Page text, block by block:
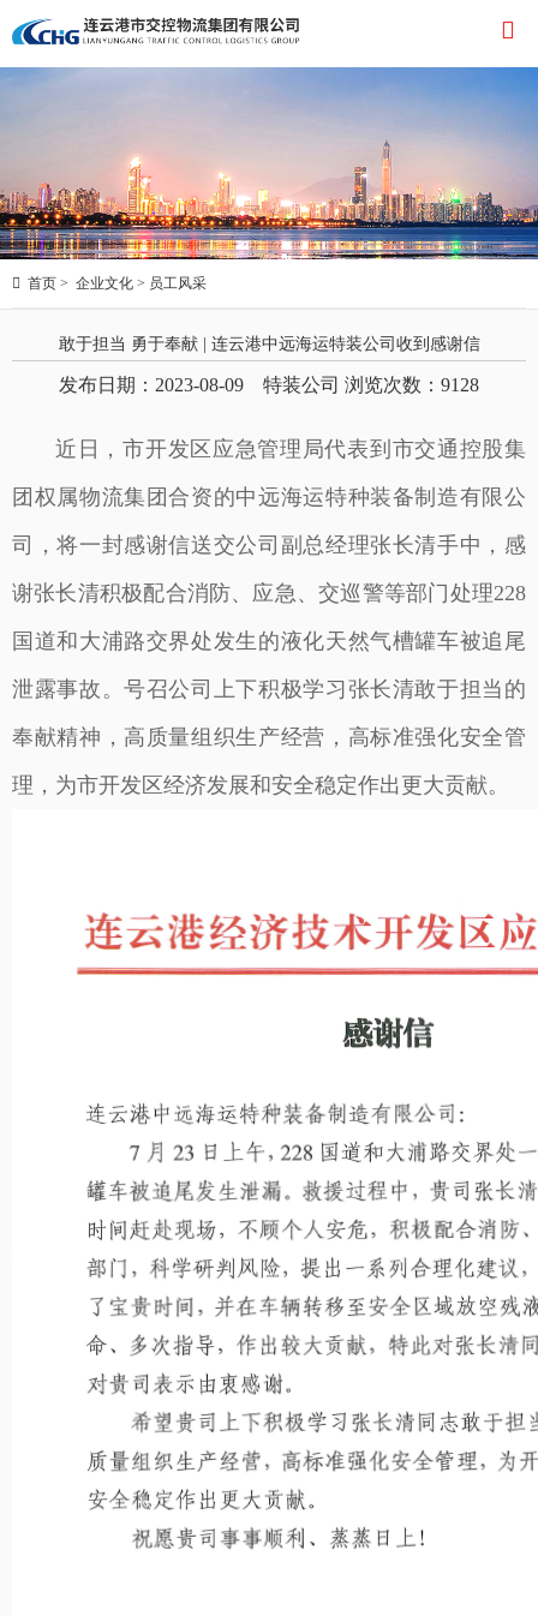

 首页 > 企业文化 > 员工风采
敢于担当 勇于奉献 | 连云港中远海运特装公司收到感谢信
发布日期：2023-08-09 特装公司 浏览次数： 9128
近日，市开发区应急管理局代表到市交通控股集
团权属物流集团合资的中远海运特种装备制造有限公
司，将一封感谢信送交公司副总经理张长清手中，感
谢张长清积极配合消防、应急、交巡警等部门处理228
国道和大浦路交界处发生的液化天然气槽罐车被追尾
泄露事故。号召公司上下积极学习张长清敢于担当的
奉献精神，高质量组织生产经营，高标准强化安全管
理，为市开发区经济发展和安全稳定作出更大贡献。